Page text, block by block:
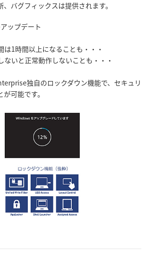
バグフィックスは提供されます。
ップデート
1時間以上になることも・・・
いと正常動作しないことも・・・
独自のロックダウン機能で、セキュリ
可能です。